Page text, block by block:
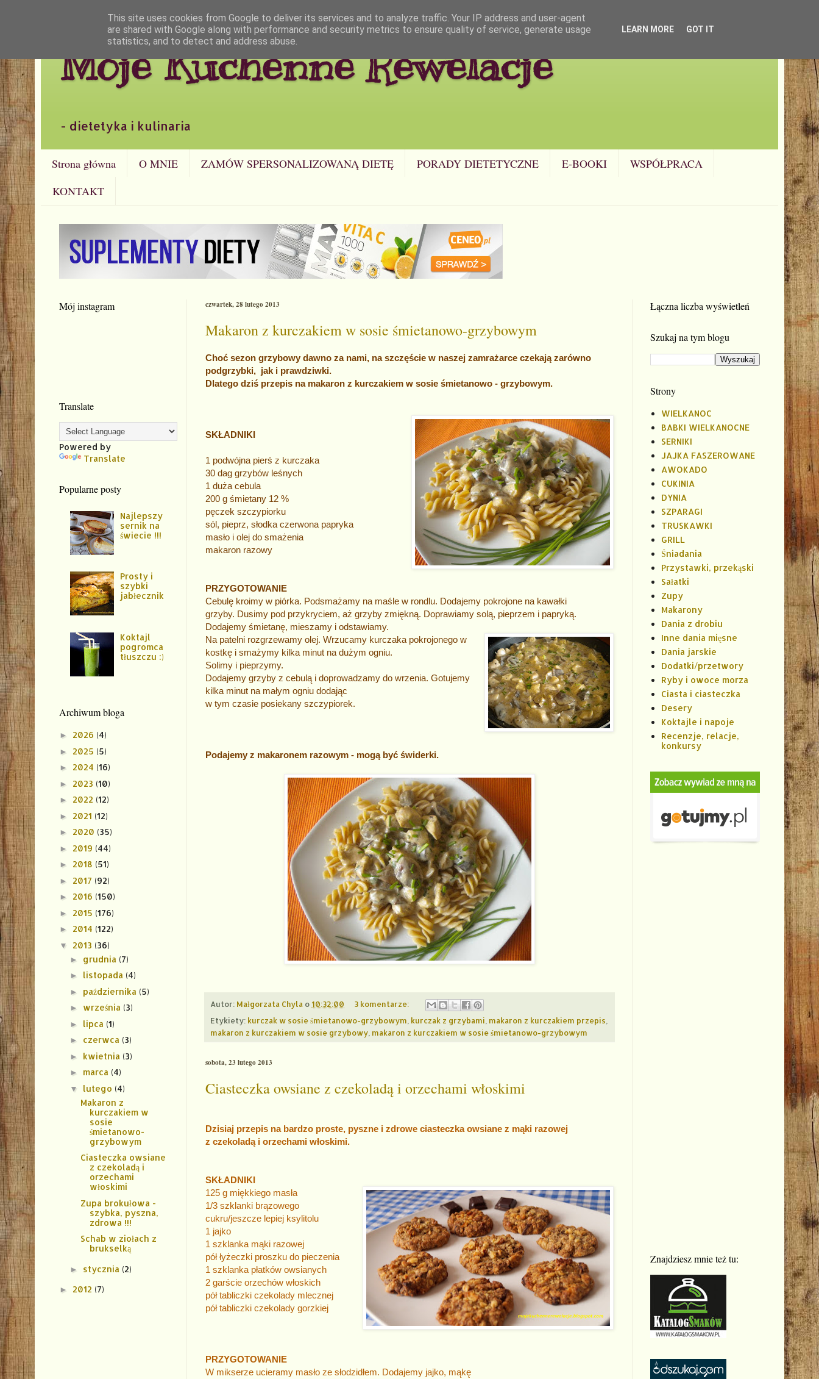
Moje Kuchenne Rewelacje
- dietetyka i kulinaria
Strona główna O MNIE ZAMÓW SPERSONALIZOWANĄ DIETĘ PORADY DIETETYCZNE E-BOOKI
WSPÓŁPRACA
KONTAKT
czwartek, 28 lutego 2013
Makaron z kurczakiem w sosie śmietanowo-grzybowym
Choć sezon grzybowy dawno za nami, na szczęście w naszej zamrażarce czekają zarówno
podgrzybki, jak i prawdziwki.
Dlatego dziś przepis na makaron z kurczakiem w sosie śmietanowo - grzybowym.
SKŁADNIKI
1 podwójna pierś z kurczaka
30 dag grzybów leśnych
1 duża cebula
200 g śmietany 12 %
pęczek szczypiorku
sól, pieprz, słodka czerwona papryka
masło i olej do smażenia
makaron razowy
PRZYGOTOWANIE
Cebulę kroimy w piórka. Podsmażamy na maśle w rondlu. Dodajemy pokrojone na kawałki
grzyby. Dusimy pod przykryciem, aż grzyby zmiękną. Doprawiamy solą, pieprzem i papryką.
Dodajemy śmietanę, mieszamy i odstawiamy.
Na patelni rozgrzewamy olej. Wrzucamy kurczaka pokrojonego w
kostkę i smażymy kilka minut na dużym ogniu.
Solimy i pieprzymy.
Dodajemy grzyby z cebulą i doprowadzamy do wrzenia. Gotujemy
kilka minut na małym ogniu dodając
w tym czasie posiekany szczypiorek.
Podajemy z makaronem razowym - mogą być świderki.
Autor: Małgorzata Chyla o 10:32:00
3 komentarze:
Etykiety: kurczak w sosie śmietanowo-grzybowym kurczak z grzybami makaron z kurczakiem przepis
makaron z kurczakiem w sosie grzybowy makaron z kurczakiem w sosie śmietanowo-grzybowym
sobota, 23 lutego 2013
Ciasteczka owsiane z czekoladą i orzechami włoskimi
Dzisiaj przepis na bardzo proste, pyszne i zdrowe ciasteczka owsiane z mąki razowej
z czekoladą i orzechami włoskimi.
SKŁADNIKI
125 g miękkiego masła
1/3 szklanki brązowego
cukru/jeszcze lepiej ksylitolu
1 jajko
1 szklanka mąki razowej
pół łyżeczki proszku do pieczenia
1 szklanka płatków owsianych
2 garście orzechów włoskich
pół tabliczki czekolady mlecznej
pół tabliczki czekolady gorzkiej
PRZYGOTOWANIE
W mikserze ucieramy masło ze słodzidłem. Dodajemy jajko, mąkę
Mój instagram
Translate
Powered by
Translate
Popularne posty
Najlepszy
sernik na
świecie !!!
Prosty i
szybki
jabłecznik
Koktajl
pogromca
tłuszczu :)
Archiwum bloga
► 2026 (4)
► 2025 (5)
► 2024 (16)
► 2023 (10)
► 2022 (12)
► 2021 (12)
► 2020 (35)
► 2019 (44)
► 2018 (51)
► 2017 (92)
► 2016 (150)
► 2015 (176)
► 2014 (122)
▼ 2013 (36)
► grudnia (7)
► listopada (4)
► października (5)
► września (3)
► lipca (1)
► czerwca (3)
► kwietnia (3)
► marca (4)
▼ lutego (4)
Makaron z
kurczakiem w
sosie
śmietanowo-
grzybowym
Ciasteczka owsiane
z czekoladą i
orzechami
włoskimi
Zupa brokułowa -
szybka, pyszna,
zdrowa !!!
Schab w ziołach z
brukselką
► stycznia (2)
► 2012 (7)
Łączna liczba wyświetleń
Szukaj na tym blogu
Strony
WIELKANOC
BABKI WIELKANOCNE
SERNIKI
JAJKA FASZEROWANE
AWOKADO
CUKINIA
DYNIA
SZPARAGI
TRUSKAWKI
GRILL
Śniadania
Przystawki, przekąski
Sałatki
Zupy
Makarony
Dania z drobiu
Inne dania mięsne
Dania jarskie
Dodatki/przetwory
Ryby i owoce morza
Ciasta i ciasteczka
Desery
Koktajle i napoje
Recenzje, relacje,
konkursy
Znajdziesz mnie też tu:
This site uses cookies from Google to deliver its services and to analyze traffic. Your IP address and user-agent
are shared with Google along with performance and security metrics to ensure quality of service, generate usage
statistics, and to detect and address abuse.
LEARN MORE GOT IT